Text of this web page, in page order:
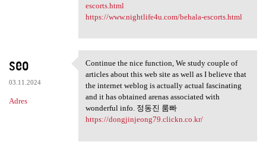
escorts.html
https://www.nightlife4u.com/behala-escorts.html
seo
03.11.2024
Adres
Continue the nice function,
Continue the nice function, We study couple of
articles about this web site as well as I believe that
the internet weblog is actually actual fascinating
and it has obtained arenas associated with
wonderful info. 정동진 룸빠
https://dongjinjeong79.clickn.co.kr/